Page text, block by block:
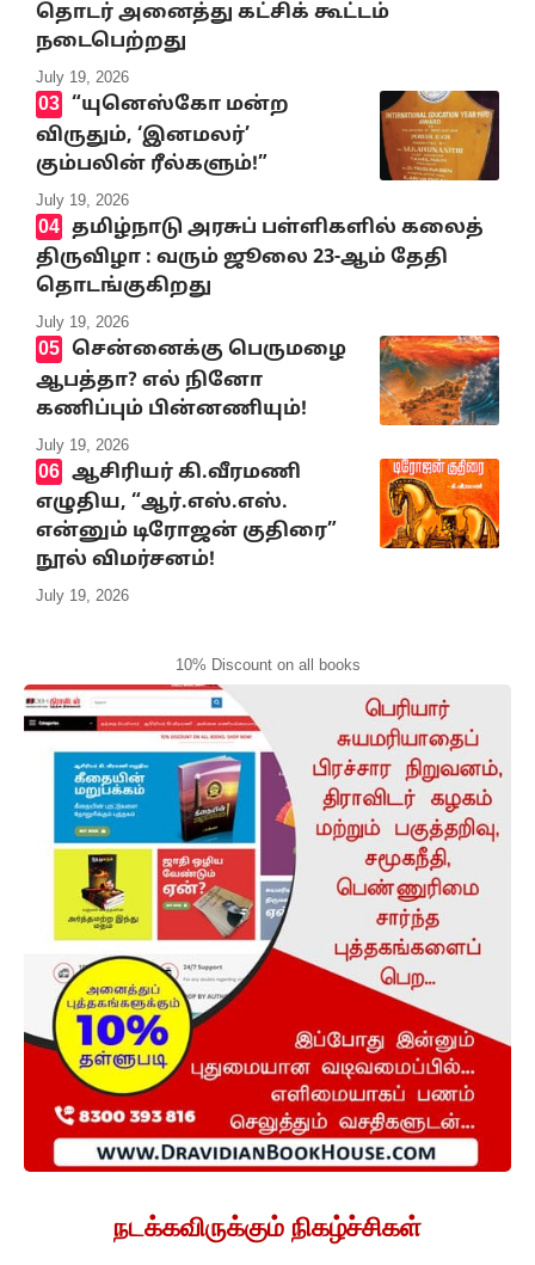
தொடர் அனைத்து கட்சிக் கூட்டம்
நடைபெற்றது
July 19, 2026
“யுனெஸ்கோ மன்ற
விருதும், ‘இனமலர்’
கும்பலின் ரீல்களும்!”
July 19, 2026
தமிழ்நாடு அரசுப் பள்ளிகளில் கலைத்
திருவிழா : வரும் ஜூலை 23-ஆம் தேதி
தொடங்குகிறது
July 19, 2026
சென்னைக்கு பெருமழை
ஆபத்தா? எல் நினோ
கணிப்பும் பின்னணியும்!
July 19, 2026
ஆசிரியர் கி.வீரமணி
எழுதிய, “ஆர்.எஸ்.எஸ்.
என்னும் டிரோஜன் குதிரை”
நூல் விமர்சனம்!
July 19, 2026
10% Discount on all books
நடக்கவிருக்கும் நிகழ்ச்சிகள்